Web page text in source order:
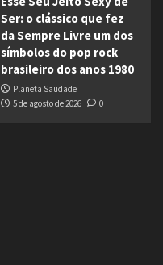
Ser: o clássico que fez
da Sempre Livre um dos
símbolos do pop rock
brasileiro dos anos 1980
Planeta Saudade
5 de agosto de 2026
0